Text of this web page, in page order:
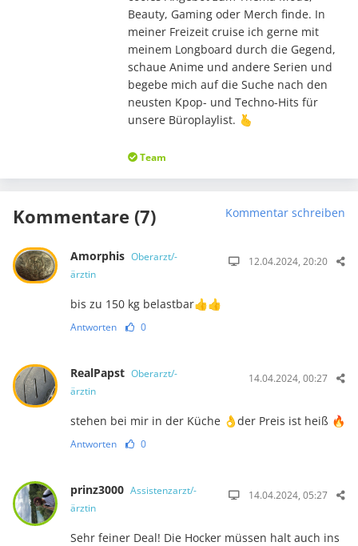
Beauty, Gaming oder Merch finde. In
meiner Freizeit cruise ich gerne mit
meinem Longboard durch die Gegend,
schaue Anime und andere Serien und
begebe mich auf die Suche nach den
neusten Kpop- und Techno-Hits für
unsere Büroplaylist. 🫰
Team
Kommentare (7) Kommentar schreiben
Amorphis Oberarzt/-
ärztin
12.04.2024, 20:20
bis zu 150 kg belastbar👍👍
Antworten 0
RealPapst Oberarzt/-
ärztin
14.04.2024, 00:27
stehen bei mir in der Küche 👌der Preis ist heiß 🔥
Antworten 0
prinz3000 Assistenzarzt/-
ärztin
14.04.2024, 05:27
Sehr feiner Deal! Die Hocker müssen halt auch ins